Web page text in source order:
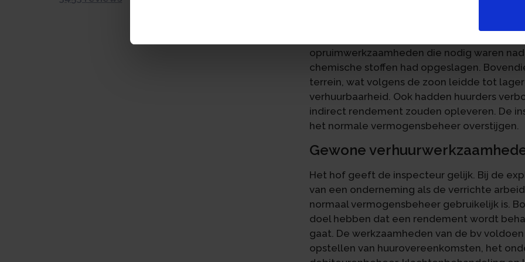
Meer dan normaal
De zoon betoogt dat de bv wel degelijk
opruimwerkzaamheden die nodig waren
chemische stoffen had opgeslagen.
terrein, wat volgens de zoon leidde tot
verhuurbaarheid. Ook hadden huurders
indirect rendement zouden opleveren. De
het normale vermogensbeheer overstijgen.
Gewone
Het hof geeft de inspecteur gelijk. Bij de
van een onderneming als de verrichte
normaal vermogensbeheer gebruikelijk is.
doel hebben dat een rendement wordt
gaat. De werkzaamheden van de bv
opstellen van huurovereenkomsten, het